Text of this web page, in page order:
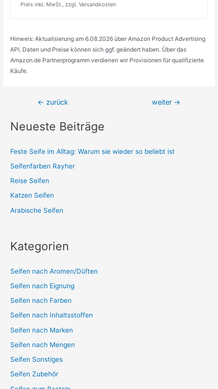
Preis inkl. MwSt., zzgl. Versandkosten
Hinweis: Aktualisierung am 6.08.2026 über Amazon Product Advertising
API. Daten und Preise können sich ggf. geändert haben. Über das
Amazon.de Partnerprogramm verdienen wir Provisionen für qualifizierte
Käufe.
Beitragsnavigation
← zurück weiter →
Neueste Beiträge
Feste Seife im Alltag: Warum sie wieder so beliebt ist
Seifenfarben Rayher
Reise Seifen
Katzen Seifen
Arabische Seifen
Kategorien
Seifen nach Aromen/Düften
Seifen nach Eignung
Seifen nach Farben
Seifen nach Inhaltsstoffen
Seifen nach Marken
Seifen nach Mengen
Seifen Sonstiges
Seifen Zubehör